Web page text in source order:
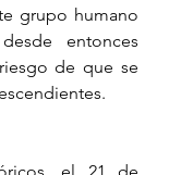
grupo humano
entonces
de que se